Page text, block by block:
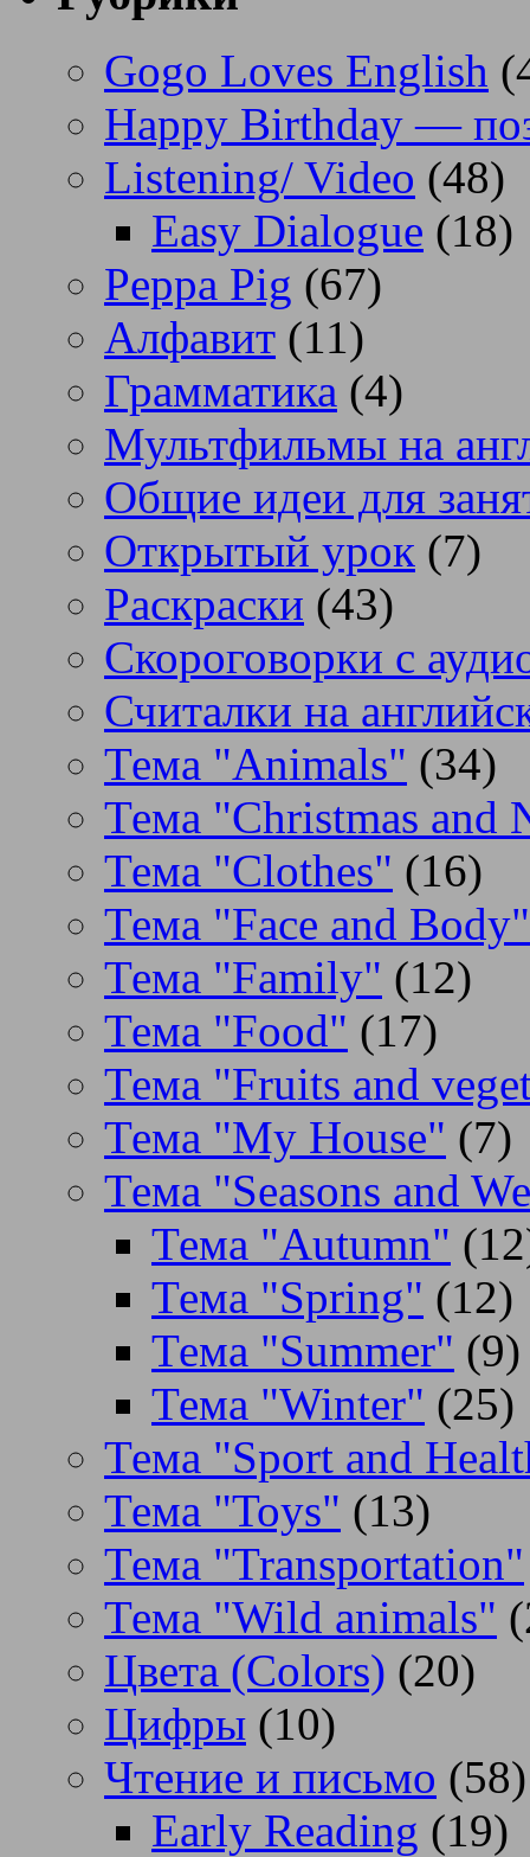
Gogo Loves English
Happy Birthday —
Listening/ Video (48)
Easy Dialogue (18)
Peppa Pig (67)
Алфавит (11)
Грамматика (4)
Мультфильмы на
Общие идеи для
Открытый урок (7)
Раскраски (43)
Скороговорки с
Считалки на
Тема "Animals" (34)
Тема "Christmas and
Тема "Clothes" (16)
Тема "Face and Body"
Тема "Family" (12)
Тема "Food" (17)
Тема "Fruits and
Тема "My House" (7)
Тема "Seasons and
Тема "Autumn"
Тема "Spring" (12)
Тема "Summer" (9)
Тема "Winter" (25)
Тема "Sport and
Тема "Toys" (13)
Тема "Transportation"
Тема "Wild animals"
Цвета (Colors) (20)
Цифры (10)
Чтение и письмо (58)
Early Reading (19)